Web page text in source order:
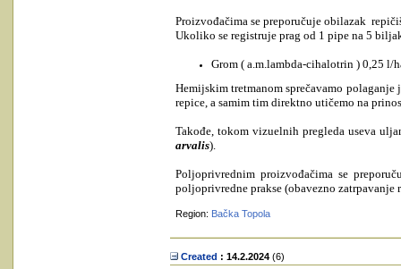
Proizvođačima se preporučuje obilazak
Ukoliko se registruje prag od 1 pipe na 5
Grom ( a.m.lambda-cihalotrin ) 0,25 l/
Hemijskim tretmanom sprečavamo
repice, a samim tim direktno utičemo na
Takođe, tokom vizuelnih pregleda useva
arvalis).
Poljoprivrednim proizvođačima se
poljoprivredne prakse (obavezno zatrpavanje
Region: Bačka Topola
Created : 14.2.2024 ‎(6)